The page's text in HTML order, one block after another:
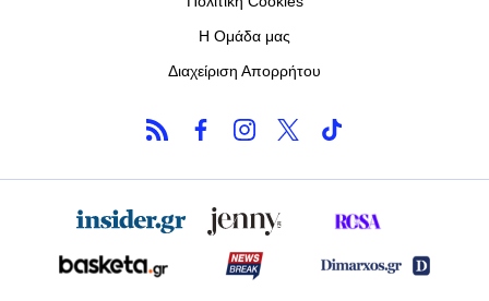
Η Ομάδα μας
Διαχείριση Απορρήτου